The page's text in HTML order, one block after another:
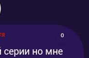
0
но мне